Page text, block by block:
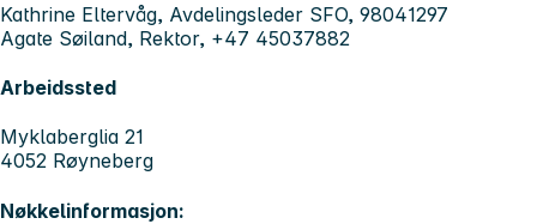
Kathrine Eltervåg, Avdelingsleder SFO, 98041297
Agate Søiland, Rektor, +47 45037882
Arbeidssted
Myklaberglia 21
4052 Røyneberg
Nøkkelinformasjon: